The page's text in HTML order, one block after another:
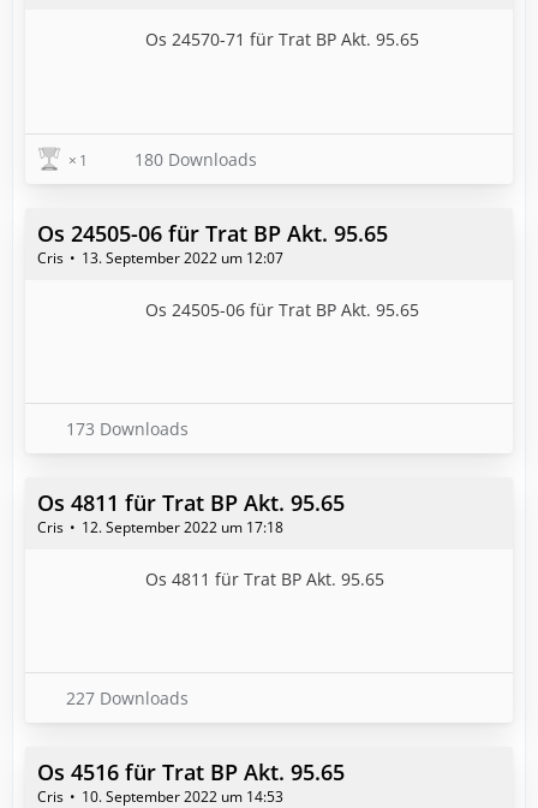
Os 24570-71 für Trat BP Akt. 95.65
1 180 Downloads
Os 24505-06 für Trat BP Akt. 95.65
Cris 13. September 2022 um 12:07
Os 24505-06 für Trat BP Akt. 95.65
173 Downloads
Os 4811 für Trat BP Akt. 95.65
Cris 12. September 2022 um 17:18
Os 4811 für Trat BP Akt. 95.65
227 Downloads
Os 4516 für Trat BP Akt. 95.65
Cris 10. September 2022 um 14:53